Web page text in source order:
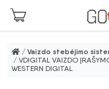
Pereiti prie
/ Vaizdo stebėjimo
/ VDIGITAL VAIZDO
WESTERN DIGITAL